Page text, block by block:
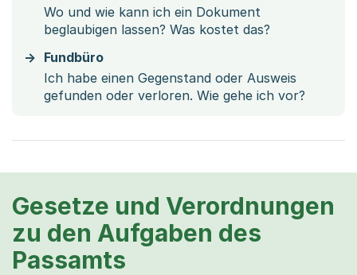
Wo und wie kann ich ein Dokument
beglaubigen lassen? Was kostet das?
Fundbüro
Ich habe einen Gegenstand oder Ausweis
gefunden oder verloren. Wie gehe ich vor?
Gesetze und Verordnungen
zu den Aufgaben des
Passamts